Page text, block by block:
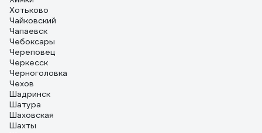
Хотьково
Чайковский
Чапаевск
Чебоксары
Череповец
Черкесск
Черноголовка
Чехов
Шадринск
Шатура
Шаховская
Шахты